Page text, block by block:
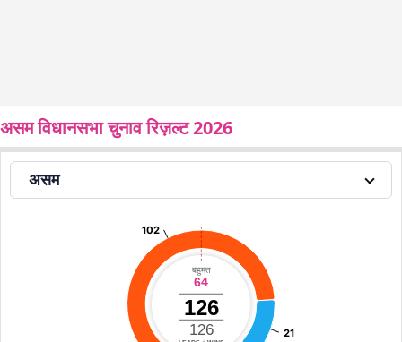
असम विधानसभा चुनाव रिज़ल्ट 2026